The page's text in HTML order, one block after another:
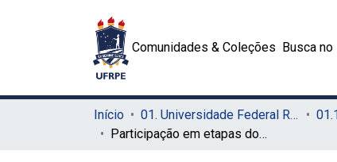
Comunidades & Coleções Busca
Início 01. Universidade Federal Rural de Pernambuco - UFRPE (Sede)
Participação em etapas do programa de melhoramento genético da cana-de-açúcar na EECAC